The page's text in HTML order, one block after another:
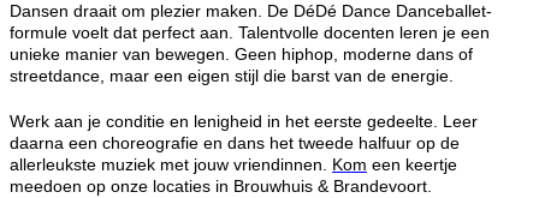
Dansen draait om plezier maken. De DéDé Dance Danceballet-
formule voelt dat perfect aan. Talentvolle docenten leren je een
unieke manier van bewegen. Geen hiphop, moderne dans of
streetdance, maar een eigen stijl die barst van de energie.
Werk aan je conditie en lenigheid in het eerste gedeelte. Leer
daarna een choreografie en dans het tweede halfuur op de
allerleukste muziek met jouw vriendinnen. Kom een keertje
meedoen op onze locaties in Brouwhuis & Brandevoort.